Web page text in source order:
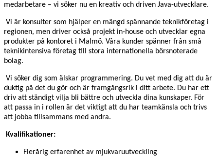
medarbetare – vi söker nu en kreativ och driven Java-utvecklare.
Vi är konsulter som hjälper en mängd spännande teknikföretag i
regionen, men driver också projekt in-house och utvecklar egna
produkter på kontoret i Malmö. Våra kunder spänner från små
teknikintensiva företag till stora internationella börsnoterade
bolag.
Vi söker dig som älskar programmering. Du vet med dig att du är
duktig på det du gör och är framgångsrik i ditt arbete. Du har ett
driv att ständigt vilja bli bättre och utveckla dina kunskaper. För
att passa in i rollen är det viktigt att du har teamkänsla och trivs
att jobba tillsammans med andra.
Kvalifikationer:
Flerårig erfarenhet av mjukvaruutveckling